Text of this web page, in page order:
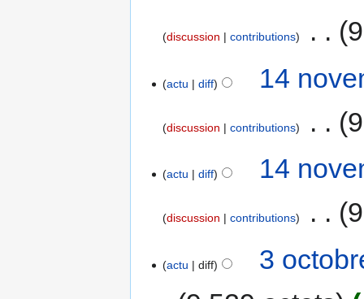
discussion contributions
actu diff 14
discussion contributions
actu diff 14
discussion contributions
actu diff
3